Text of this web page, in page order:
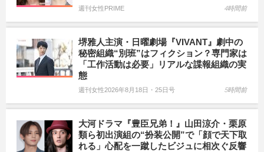
週刊女性PRIME 4時間前
堺雅人主演・日曜劇場『VIVANT』劇中の
秘密組織“別班”はフィクション？専門家は
「工作活動は必要」リアルな諜報組織の実
態
週刊女性2026年8月18日・25日号 5時間前
大河ドラマ『豊臣兄弟！』山田涼介・栗原
類ら初出演組の“扮装公開”で「顔で天下取
れる」心配を一蹴したビジュに相次ぐ反響